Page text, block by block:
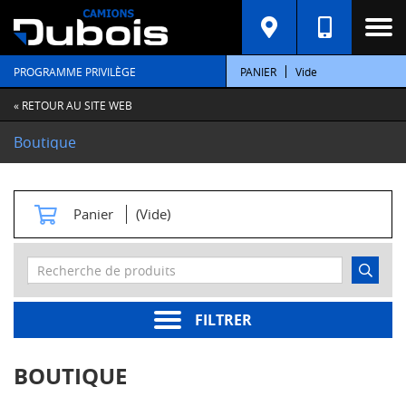
PROGRAMME PRIVILÈGE PANIER Vide
« RETOUR AU SITE WEB
Boutique
Panier (Vide)
FILTRER
C
A
T
É
G
O
R
E
S
t
e
r
moteur
BOUTIQUE